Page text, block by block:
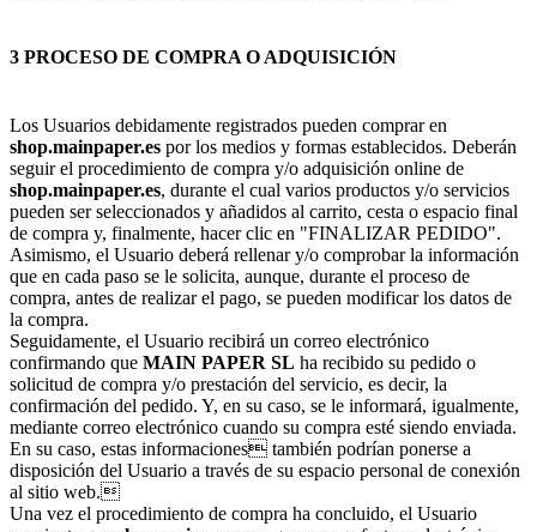
3 PROCESO DE COMPRA O ADQUISICIÓN
Los Usuarios debidamente registrados pueden comprar en
shop.mainpaper.es por los medios y formas establecidos. Deberán
seguir el procedimiento de compra y/o adquisición online de
shop.mainpaper.es, durante el cual varios productos y/o servicios
pueden ser seleccionados y añadidos al carrito, cesta o espacio final
de compra y, finalmente, hacer clic en "FINALIZAR PEDIDO".
Asimismo, el Usuario deberá rellenar y/o comprobar la información
que en cada paso se le solicita, aunque, durante el proceso de
compra, antes de realizar el pago, se pueden modificar los datos de
la compra.
Seguidamente, el Usuario recibirá un correo electrónico
confirmando que MAIN PAPER SL ha recibido su pedido o
solicitud de compra y/o prestación del servicio, es decir, la
confirmación del pedido. Y, en su caso, se le informará, igualmente,
mediante correo electrónico cuando su compra esté siendo enviada.
En su caso, estas informaciones también podrían ponerse a
disposición del Usuario a través de su espacio personal de conexión
al sitio web.
Una vez el procedimiento de compra ha concluido, el Usuario